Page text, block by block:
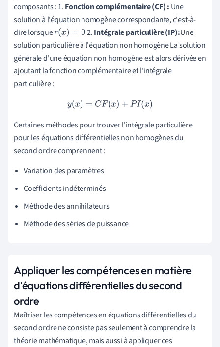
composants : 1.Fonction complémentaire (CF) : Une
solution à l'équation homogène correspondante, c'est-à-
dire lorsquer(x)= 0 2.Intégrale particulière (IP):Une
solution particulière à l'équation non homogène La solution
générale d'une équation non homogène est alors dérivée en
ajoutant la fonction complémentaire et l'intégrale
particulière :
y(x )=CF(x)+ PI( x)
Certaines méthodes pour trouver l'intégrale particulière
pour les équations différentielles non homogènes du
second ordre comprennent :
Variation des paramètres
Coefficients indéterminés
Méthode des annihilateurs
Méthode des séries de puissance
Appliquer les compétences en matière
d'équations différentielles du second
ordre
Maîtriser les compétences en équations différentielles du
second ordre ne consiste pas seulement à comprendre la
théorie mathématique, mais aussi à appliquer ces